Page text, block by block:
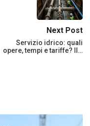
Next Post
Servizio idrico: quali
opere, tempi e tariffe? ll…